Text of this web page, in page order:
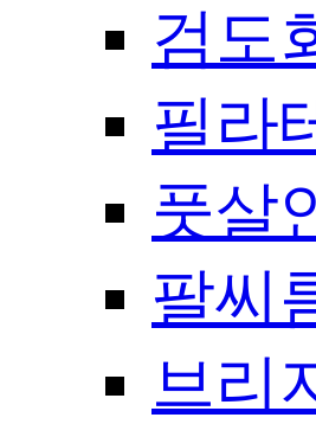
검도
필라
풋살
팔씨
브리